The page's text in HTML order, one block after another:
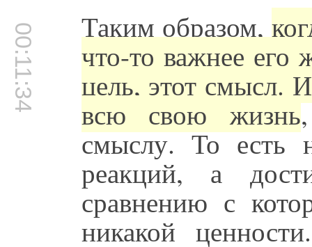
00:11:34 Таким образом,
что-то важнее его
цель, этот смысл.
всю свою жизнь
смыслу. То есть
реакций, а
сравнению с
никакой